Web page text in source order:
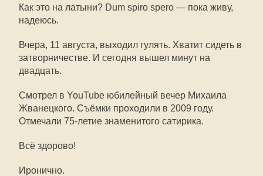
Как это на латыни? Dum spiro spero — пока живу,
надеюсь.
Вчера, 11 августа, выходил гулять. Хватит сидеть в
затворничестве. И сегодня вышел минут на
двадцать.
Смотрел в YouTube юбилейный вечер Михаила
Жванецкого. Съёмки проходили в 2009 году.
Отмечали 75-летие знаменитого сатирика.
Всё здорово!
Иронично.